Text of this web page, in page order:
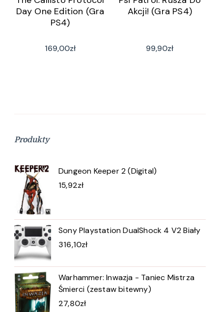
Day One Edition (Gra
PS4)
169,00zł
Akcji! (Gra PS4)
99,90zł
Produkty
Dungeon Keeper 2 (Digital)
15,92zł
Sony Playstation DualShock 4 V2 Biały
316,10zł
Warhammer: Inwazja - Taniec Mistrza
Śmierci (zestaw bitewny)
27,80zł